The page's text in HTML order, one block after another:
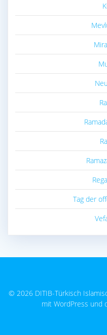
Tag der
© 2026 DITIB-Türkisch
mit WordPress und